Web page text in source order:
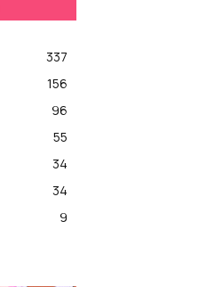
337
156
96
55
34
34
9